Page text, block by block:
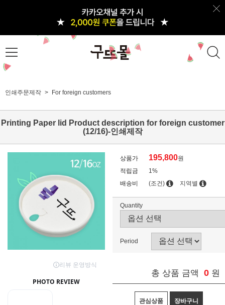
인쇄주문제작 For foreign customers
Printing Paper lid Product description for foreign customer
(12/16)-인쇄제작
상품가 195,800원
적립금
1%
배송비
(조건) 지역별
Quantity
Period
총 상품 금액 0 원
관심상품 장바구니